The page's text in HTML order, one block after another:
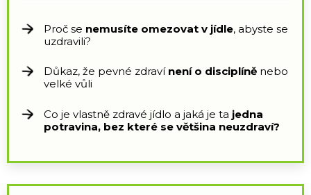
Proč se nemusíte omezovat v jídle, abyste se
uzdravili?
Důkaz, že pevné zdraví není o disciplíně nebo
velké vůli
Co je vlastně zdravé jídlo a jaká je ta jedna
potravina, bez které se většina neuzdraví?